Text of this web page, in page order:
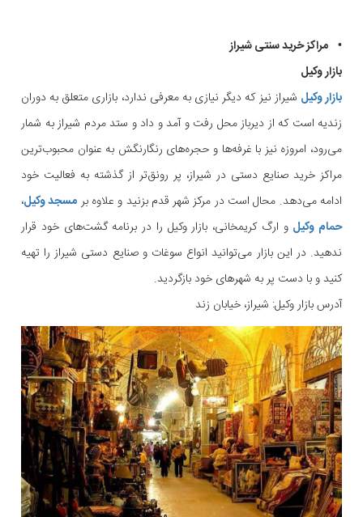
• مراکز خرید سنتی شیراز
بازار وکیل
بازار وکیل شیراز نیز که دیگر نیازی به معرفی ندارد، بازاری متعلق به دوران
زندیه است که از دیرباز محل رفت و آمد و داد و ستد مردم شیراز به شمار
می‌رود، امروزه نیز با غرفه‌ها و حجره‌های رنگارنگش به عنوان محبوب‌ترین
مراکز خرید صنایع دستی در شیراز، پر رونق‌تر از گذشته به فعالیت خود
ادامه می‌دهد. محال است در مرکز شهر قدم بزنید و علاوه بر مسجد وکیل،
حمام وکیل و ارگ کریمخانی، بازار وکیل را در برنامه گشت‌های خود قرار
ندهید. در این بازار می‌توانید انواع سوغات و صنایع دستی شیراز را تهیه
کنید و با دست پر به شهرهای خود بازگردید.
آدرس بازار وکیل: شیراز، خیابان زند